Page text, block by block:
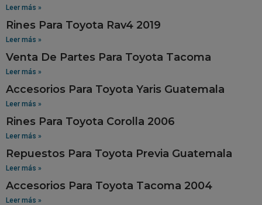
Leer más »
Rines Para Toyota Rav4 2019
Leer más »
Venta De Partes Para Toyota Tacoma
Leer más »
Accesorios Para Toyota Yaris Guatemala
Leer más »
Rines Para Toyota Corolla 2006
Leer más »
Repuestos Para Toyota Previa Guatemala
Leer más »
Accesorios Para Toyota Tacoma 2004
Leer más »